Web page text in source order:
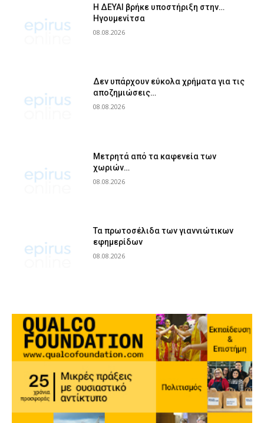
Η ΔΕΥΑΙ βρήκε υποστήριξη στην…
Ηγουμενίτσα
08.08.2026
Δεν υπάρχουν εύκολα χρήματα για τις
αποζημιώσεις…
08.08.2026
Μετρητά από τα καφενεία των
χωριών…
08.08.2026
Τα πρωτοσέλιδα των γιαννιώτικων
εφημερίδων
08.08.2026